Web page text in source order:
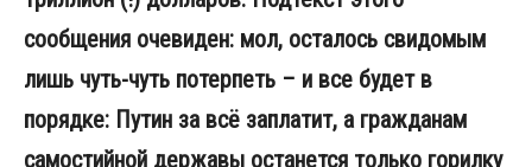
сообщения очевиден: мол, осталось свидомым
лишь чуть-чуть потерпеть – и все будет в
порядке: Путин за всё заплатит, а гражданам
самостийной державы останется только горилку